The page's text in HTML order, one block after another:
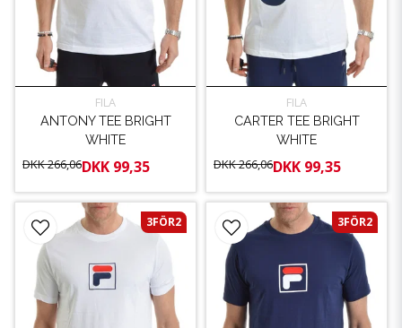
FILA
ANTONY TEE BRIGHT
WHITE
DKK 266,06DKK 99,35
FILA
CARTER TEE BRIGHT
WHITE
DKK 266,06DKK 99,35
3FÖR2 3FÖR2